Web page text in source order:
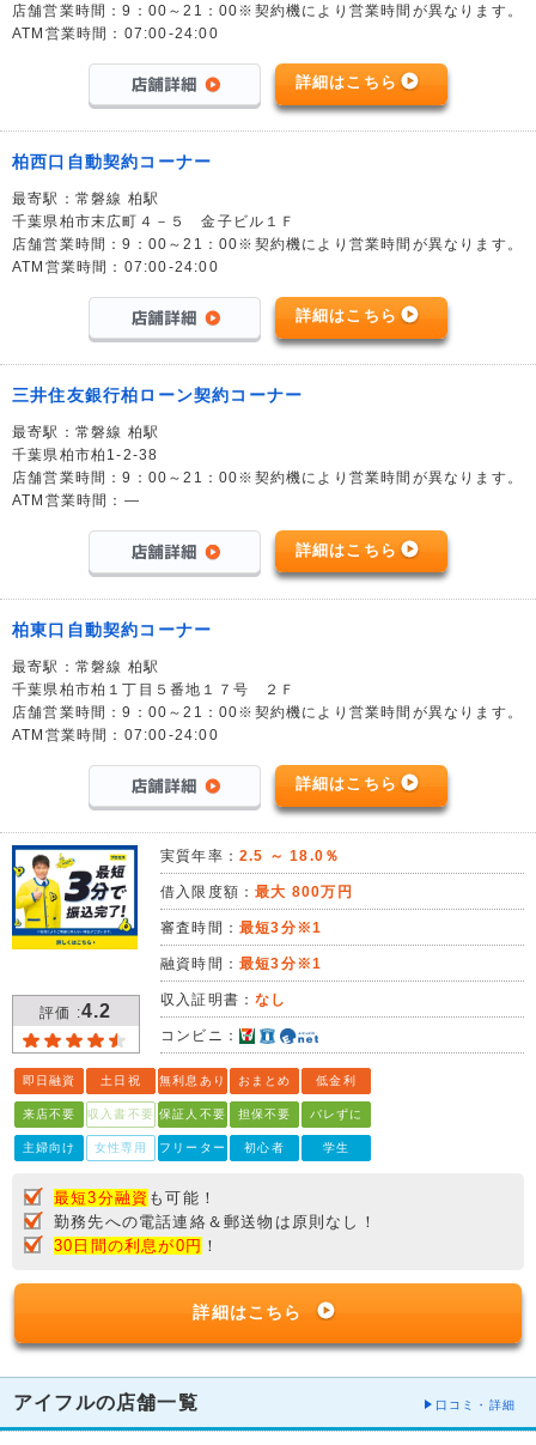
店舗営業時間：9：00～21：00※契約機により営業時間が異なります。
ATM営業時間：07:00-24:00
詳細はこちら
柏西口自動契約コーナー
最寄駅：常磐線 柏駅
千葉県柏市末広町４－５ 金子ビル１Ｆ
店舗営業時間：9：00～21：00※契約機により営業時間が異なります。
ATM営業時間：07:00-24:00
詳細はこちら
三井住友銀行柏ローン契約コーナー
最寄駅：常磐線 柏駅
千葉県柏市柏1-2-38
店舗営業時間：9：00～21：00※契約機により営業時間が異なります。
ATM営業時間：―
詳細はこちら
柏東口自動契約コーナー
最寄駅：常磐線 柏駅
千葉県柏市柏１丁目５番地１７号 ２Ｆ
店舗営業時間：9：00～21：00※契約機により営業時間が異なります。
ATM営業時間：07:00-24:00
詳細はこちら
評価 :4.2
実質年率： 2.5 ～ 18.0％
借入限度額：最大 800万円
審査時間： 最短3分※1
融資時間： 最短3分※1
収入証明書：なし
コンビニ：
即日融資 土日祝 無利息あり おまとめ 低金利
来店不要 収入書不要 保証人不要 担保不要 バレずに
主婦向け 女性専用 フリーター 初心者 学生
最短3分融資 も可能！
勤務先への電話連絡＆郵送物は原則なし！
30日間の利息が0円 ！
詳細はこちら
アイフルの店舗一覧 口コミ・詳細